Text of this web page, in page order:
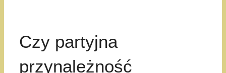
Czy partyjna
przynależność